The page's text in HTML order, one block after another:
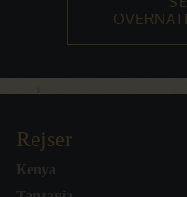
Rejser
Kenya